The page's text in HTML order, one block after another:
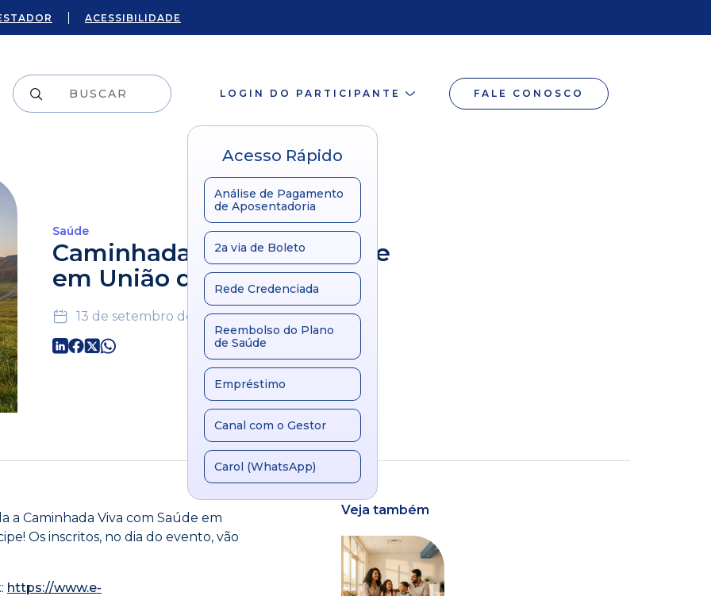
ACESSIBILIDADE
LOGIN DO PARTICIPANTE FALE CONOSCO
Acesso Rápido
Análise de Pagamento
de Aposentadoria
2a via de Boleto
Rede Credenciada
Reembolso do Plano
de Saúde
Empréstimo
Canal com o Gestor
Carol (WhatsApp)
Saúde
Caminhada Viva com Saúde
em União da Vitória
13 de setembro de 2019
a Caminhada Viva com Saúde em
Os inscritos, no dia do evento, vão
https://www.e-
Veja também